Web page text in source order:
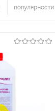
популярности